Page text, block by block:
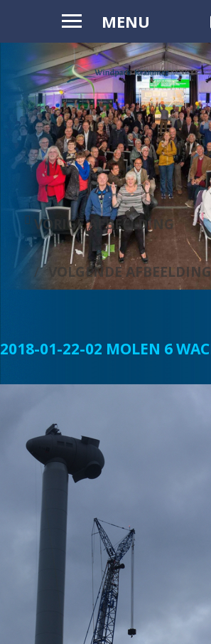
MENU
WAAR WATER
OVERGAAT IN
LAND,
EN LAND
OVERGAAT
IN WATER, IS
RUIMTE.
VORIGE AFBEELDING
VOLGENDE AFBEELDING
2018-01-22-02 MOLEN 6